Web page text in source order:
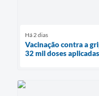
Há 2 dias
Vacinação contra a
32 mil doses